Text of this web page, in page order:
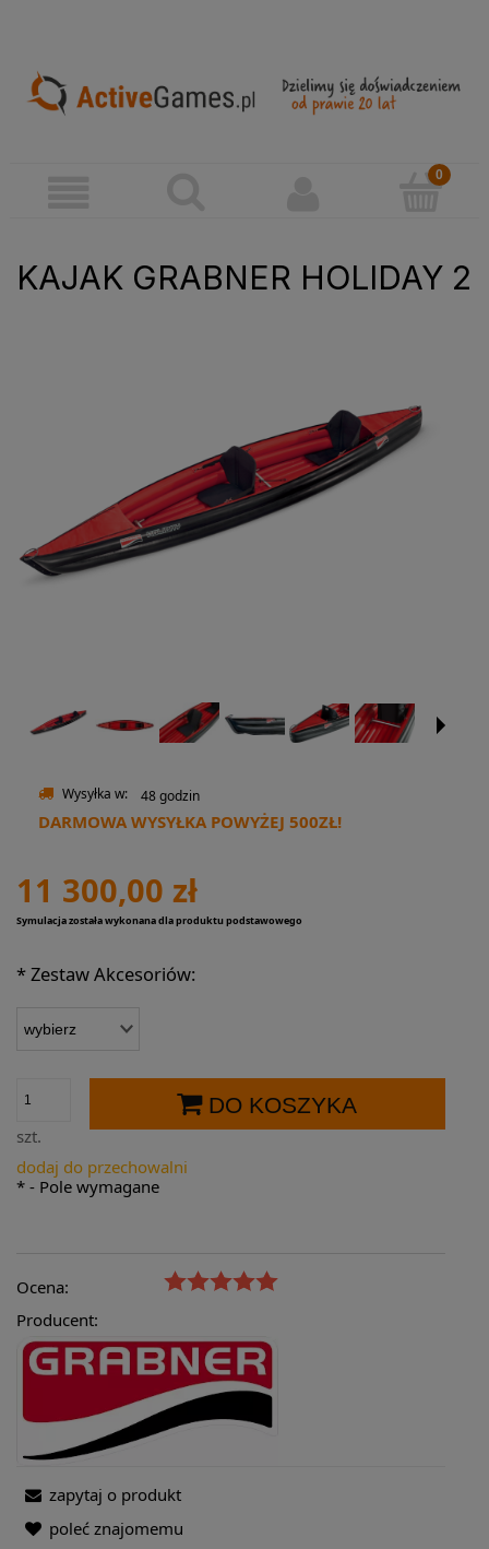
KAJAK GRABNER HOLIDAY 2
Wysyłka w: 48 godzin
DARMOWA WYSYŁKA POWYŻEJ 500ZŁ!
11 300,00 zł
Symulacja została wykonana dla produktu podstawowego
*Zestaw Akcesoriów:
szt.
DO KOSZYKA
dodaj do przechowalni
* - Pole wymagane
Ocena:
Producent:
zapytaj o produkt
poleć znajomemu